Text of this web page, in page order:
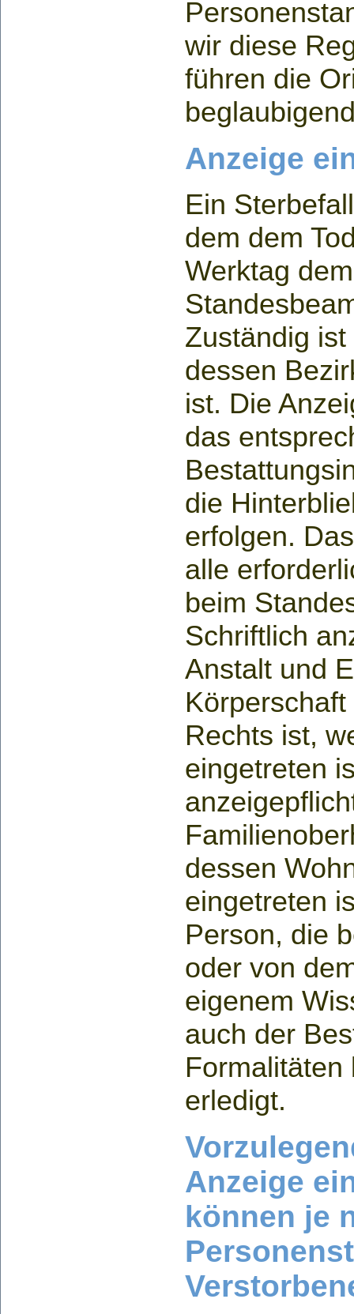
wir diese
führen die
Anzeige
Ein
dem dem
Werktag
Zuständig
dessen
ist. Die
das
die
erfolgen.
alle
beim
Schriftlich
Anstalt und
Rechts ist,
eingetreten
dessen
eingetreten
Person, die
oder von
eigenem
auch der
Formalitäten
erledigt.
Anzeige
können je